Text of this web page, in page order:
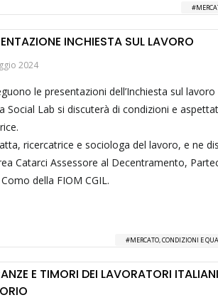
INCHIESTA SUL LAVORO
2024
le presentazioni dell’Inchiesta sul
Social Lab si discuterà di condizioni e
ricercatrice e sociologa del lavoro, e ne
Catarci Assessore al Decentramento,
della FIOM CGIL.
MERCATO, CONDIZIONI E
E TIMORI DEI LAVORATORI